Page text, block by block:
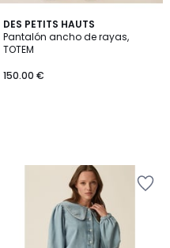
DES PETITS HAUTS
Pantalón ancho de rayas,
TOTEM
150.00 €